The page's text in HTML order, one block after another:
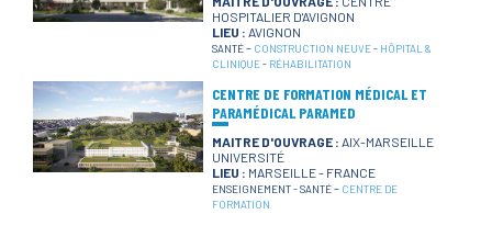
HOSPITALIER D'AVIGNON
LIEU : AVIGNON
SANTÉ- CONSTRUCTION NEUVE-HÔPITAL &
CLINIQUE-RÉHABILITATION
CENTRE DE FORMATION MÉDICAL ET
PARAMÉDICAL PARAMED
MAITRE D'OUVRAGE : AIX-MARSEILLE
UNIVERSITÉ
LIEU : MARSEILLE - FRANCE
ENSEIGNEMENT-SANTÉ- CENTRE DE
FORMATION